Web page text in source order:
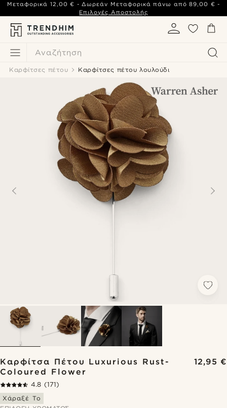
Αναζήτηση
Μεταφορικά 12,00 € - Δωρεάν Μεταφορικά πάνω από 89,00 € -
Επιλογές Αποστολής
Καρφίτσες πέτου Καρφίτσες πέτου λουλούδι
Καρφίτσα Πέτου Luxurious Rust-
Coloured Flower
12,95 €
4.8 (171)
Χάραξέ Το